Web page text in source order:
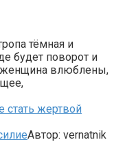
тёмная и
будет поворот и
женщина влюблены,
стать жертвой
Автор: vernatnik